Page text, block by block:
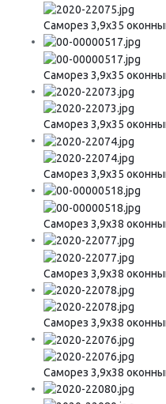
Саморез 3,9х35
Саморез 3,9х35
Саморез 3,9х35
Саморез 3,9х35
Саморез 3,9х38
Саморез 3,9х38
Саморез 3,9х38
Саморез 3,9х38